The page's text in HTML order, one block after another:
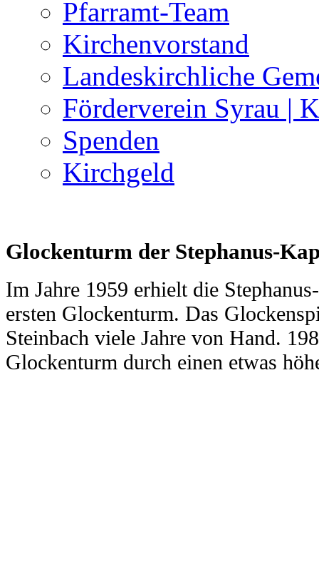
Pfarramt-Team
Kirchenvorstand
Landeskirchliche
Förderverein Syrau |
Spenden
Kirchgeld
Glockenturm der Stephanus-
Im Jahre 1959 erhielt die
ersten Glockenturm. Das
Steinbach viele Jahre von Hand.
Glockenturm durch einen etwas